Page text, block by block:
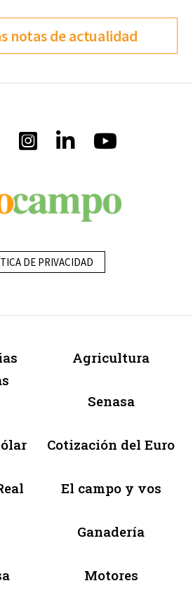
notas de actualidad
DE PRIVACIDAD
Agricultura
Senasa
Cotización del Euro
El campo y vos
Ganadería
Motores